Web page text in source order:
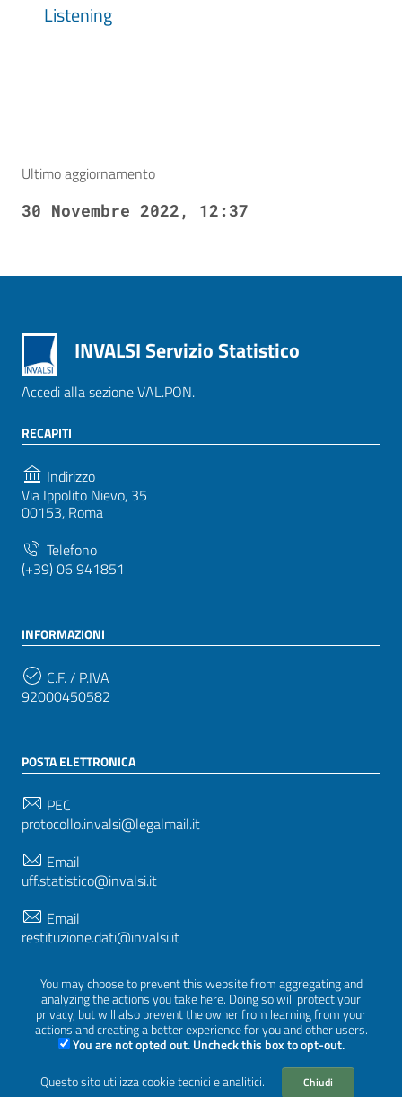
You may choose to prevent this website from aggregating and
analyzing the actions you take here. Doing so will protect your
privacy, but will also prevent the owner from learning from your
actions and creating a better experience for you and other users.
You are not opted out. Uncheck this box to opt-out.
Questo sito utilizza cookie tecnici e analitici.
Chiudi
Listening
Ultimo aggiornamento
30 Novembre 2022, 12:37
INVALSI Servizio Statistico
Accedi alla sezione VAL.PON.
RECAPITI
Indirizzo
Via Ippolito Nievo, 35
00153, Roma
Telefono
(+39) 06 941851
INFORMAZIONI
C.F. / P.IVA
92000450582
POSTA ELETTRONICA
PEC
protocollo.invalsi@legalmail.it
Email
uff.statistico@invalsi.it
Email
restituzione.dati@invalsi.it
SEGUICI SU